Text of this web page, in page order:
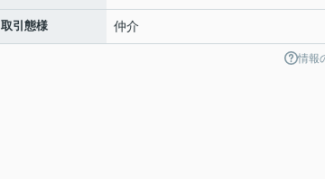
取引態様 仲介
情報